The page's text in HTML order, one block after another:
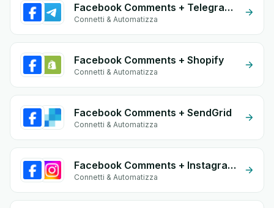
Facebook Comments + Telegram Bot
Connetti & Automatizza
Facebook Comments + Shopify
Connetti & Automatizza
Facebook Comments + SendGrid
Connetti & Automatizza
Facebook Comments + Instagram Comment
Connetti & Automatizza